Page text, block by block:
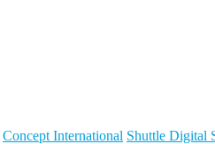
Concept International Shuttle Digital